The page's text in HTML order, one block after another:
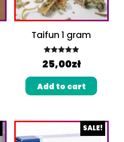
Taifun 1 gram
Rated 5.00
out of 5
25,00zł
Add to cart
SALE!